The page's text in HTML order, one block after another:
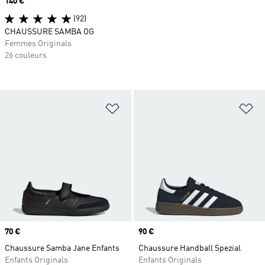
Ajouter à la Liste de produits
Prix
70 €
Chaussure Samba Jane Enfants
Enfants Originals
Prix
90 €
Chaussure Handball Spezial
Enfants Originals
(92)
CHAUSSURE SAMBA OG
Femmes Originals
26 couleurs